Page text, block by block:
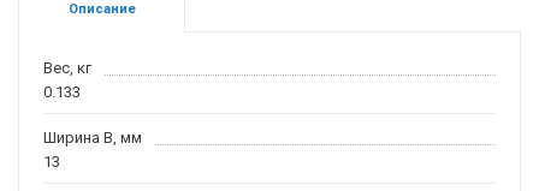
Описание
Вес, кг
0.133
Ширина B, мм
13